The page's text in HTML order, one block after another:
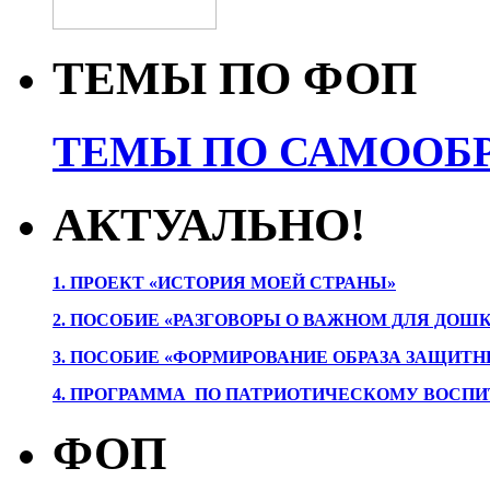
ТЕМЫ ПО ФОП
ТЕМЫ ПО
АКТУАЛЬНО!
1. ПРОЕКТ «ИСТОРИЯ МОЕЙ СТРАНЫ»
2. ПОСОБИЕ «РАЗГОВОРЫ О ВАЖНОМ ДЛЯ
3. ПОСОБИЕ «ФОРМИРОВАНИЕ ОБРАЗА
4. ПРОГРАММА ПО ПАТРИОТИЧЕСКОМУ
ФОП